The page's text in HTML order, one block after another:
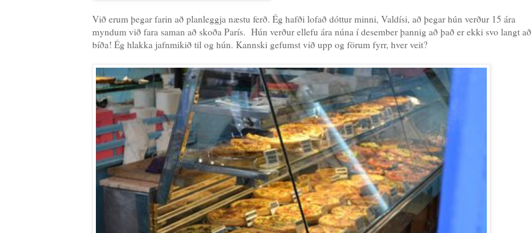
Við erum þegar farin að planleggja næstu ferð. Ég hafði lofað dóttur minni, Valdísi, að þegar hún verður 15 ára
myndum við fara saman að skoða París. Hún verður ellefu ára núna í desember þannig að það er ekki svo langt að
bíða! Ég hlakka jafnmikið til og hún. Kannski gefumst við upp og förum fyrr, hver veit?